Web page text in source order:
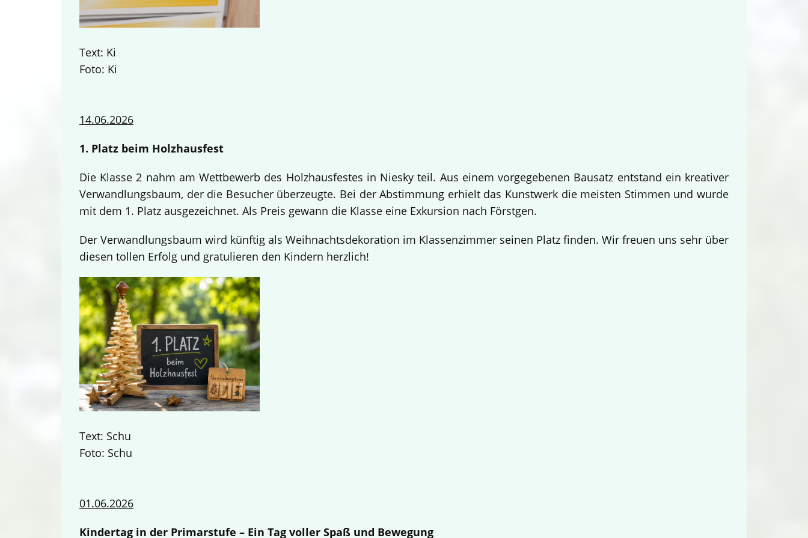
Text: Ki
Foto: Ki
14.06.2026
1. Platz beim Holzhausfest
Die Klasse 2 nahm am Wettbewerb des Holzhausfestes in Niesky teil. Aus einem vorgegebenen Bausatz entstand ein kreativer
Verwandlungsbaum, der die Besucher überzeugte. Bei der Abstimmung erhielt das Kunstwerk die meisten Stimmen und wurde
mit dem 1. Platz ausgezeichnet. Als Preis gewann die Klasse eine Exkursion nach Förstgen.
Der Verwandlungsbaum wird künftig als Weihnachtsdekoration im Klassenzimmer seinen Platz finden. Wir freuen uns sehr über
diesen tollen Erfolg und gratulieren den Kindern herzlich!
Text: Schu
Foto: Schu
01.06.2026
Kindertag in der Primarstufe – Ein Tag voller Spaß und Bewegung